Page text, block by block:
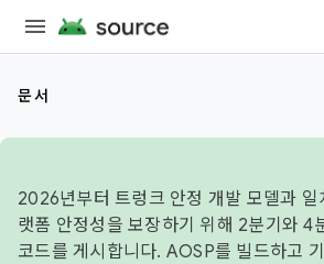
문서
2026년부터 트렁크 안정 개발 모델과 일
랫폼 안정성을 보장하기 위해 2분기와 4
코드를 게시합니다. AOSP를 빌드하고